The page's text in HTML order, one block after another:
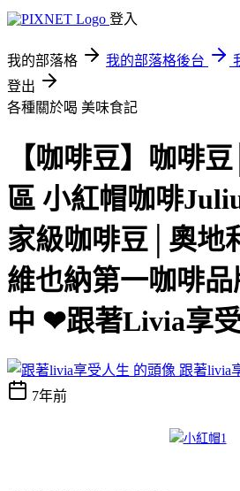
登入
我的部落格 我的部落格後台
登出
各種關於喝 美味食記
【咖啡豆】咖啡
區 小紅帽咖啡
家級咖啡豆│奧地
維也納第一咖啡
中 ❤跟著Livia享
跟著livia
7年前